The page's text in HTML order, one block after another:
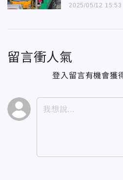
2025/05/12 15:53
留言衝人氣
登入留言有機會獲